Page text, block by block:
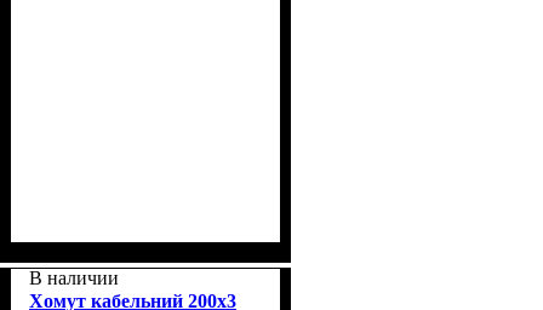
В наличии
Хомут кабельний 200x3